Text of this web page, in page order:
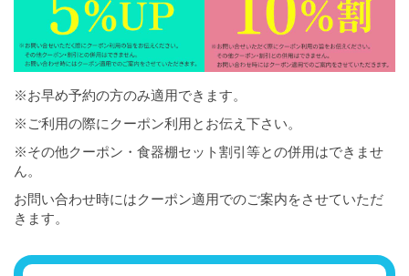
※お早め予約の方のみ適用できます。
※ご利用の際にクーポン利用とお伝え下さい。
※その他クーポン・食器棚セット割引等との併用はできませ
ん。
お問い合わせ時にはクーポン適用でのご案内をさせていただ
きます。